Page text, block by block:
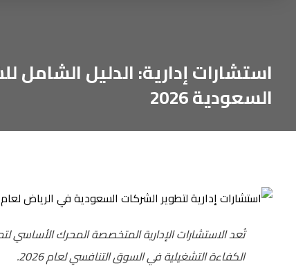
استشارات إدارية: الدليل الشامل
السعودية 2026
تُعد الاستشارات الإدارية المتخصصة المحرك
الكفاءة التشغيلية في السوق التنافسي لعام 2026.